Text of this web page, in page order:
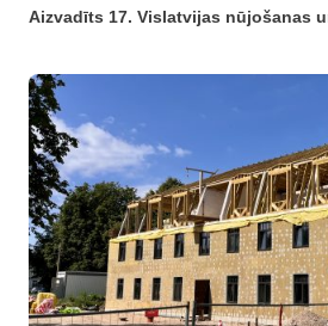
Aizvadīts 17. Vislatvijas nūjošanas